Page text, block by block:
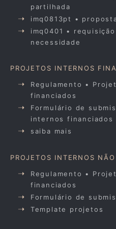
partilhada
imq0813pt •
imq0401 •
necessidade
PROJETOS INTERNOS
Regulamento •
financiados
Formulário de
internos financiados
saiba mais
PROJETOS INTERNOS
Regulamento •
financiados
Formulário de
Template projetos